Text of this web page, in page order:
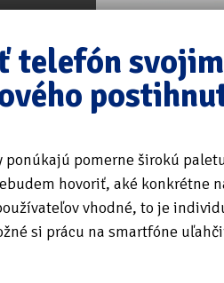
telefón
pomerne širokú
hovoriť, aké konkrétne
vhodné, to je
si prácu na smartfóne